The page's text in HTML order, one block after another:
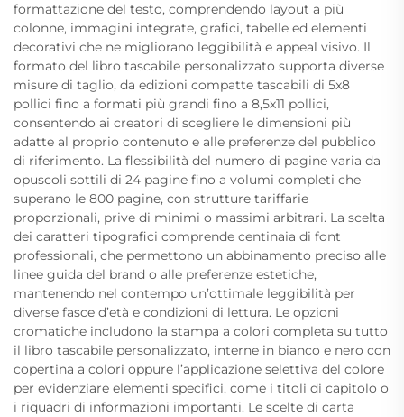
formattazione del testo, comprendendo layout a più
colonne, immagini integrate, grafici, tabelle ed elementi
decorativi che ne migliorano leggibilità e appeal visivo. Il
formato del libro tascabile personalizzato supporta diverse
misure di taglio, da edizioni compatte tascabili di 5x8
pollici fino a formati più grandi fino a 8,5x11 pollici,
consentendo ai creatori di scegliere le dimensioni più
adatte al proprio contenuto e alle preferenze del pubblico
di riferimento. La flessibilità del numero di pagine varia da
opuscoli sottili di 24 pagine fino a volumi completi che
superano le 800 pagine, con strutture tariffarie
proporzionali, prive di minimi o massimi arbitrari. La scelta
dei caratteri tipografici comprende centinaia di font
professionali, che permettono un abbinamento preciso alle
linee guida del brand o alle preferenze estetiche,
mantenendo nel contempo un’ottimale leggibilità per
diverse fasce d’età e condizioni di lettura. Le opzioni
cromatiche includono la stampa a colori completa su tutto
il libro tascabile personalizzato, interne in bianco e nero con
copertina a colori oppure l’applicazione selettiva del colore
per evidenziare elementi specifici, come i titoli di capitolo o
i riquadri di informazioni importanti. Le scelte di carta